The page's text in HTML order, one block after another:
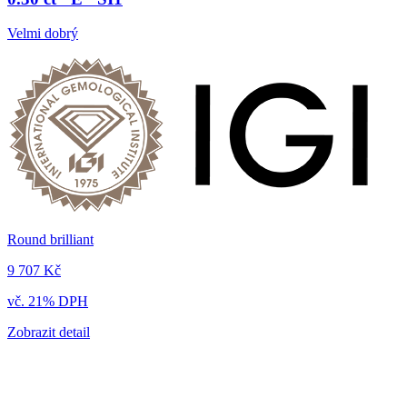
Velmi dobrý
Round brilliant
9 707 Kč
vč. 21% DPH
Zobrazit detail